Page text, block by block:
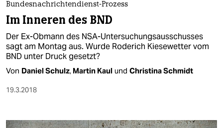
Bundesnachrichtendienst-Prozess
Im Inneren des BND
Der Ex-Obmann des NSA-Untersuchungsausschusses
sagt am Montag aus. Wurde Roderich Kiesewetter vom
BND unter Druck gesetzt?
Von Daniel Schulz, Martin Kaul und Christina Schmidt
19.3.2018